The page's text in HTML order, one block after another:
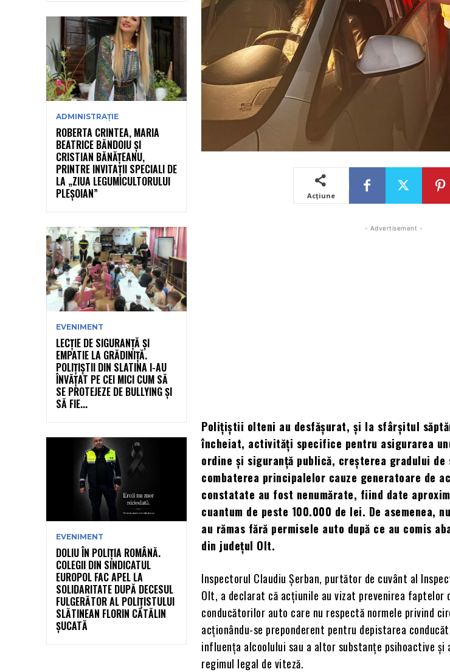
ADMINISTRAȚIE
ROBERTA CRINTEA, MARIA
BEATRICE BĂNDOIU ȘI
CRISTIAN BĂNĂȚEANU,
PRINTRE INVITAȚII SPECIALI DE
LA „ZIUA LEGUMICULTORULUI
PLEȘOIAN”
EVENIMENT
LECȚIE DE SIGURANȚĂ ȘI
EMPATIE LA GRĂDINIȚĂ.
POLIȚIȘTII DIN SLATINA I-AU
ÎNVĂȚAT PE CEI MICI CUM SĂ
SE PROTEJEZE DE BULLYING ȘI
SĂ FIE...
EVENIMENT
DOLIU ÎN POLIȚIA ROMÂNĂ.
COLEGII DIN SINDICATUL
EUROPOL FAC APEL LA
SOLIDARITATE DUPĂ DECESUL
FULGERĂTOR AL POLIȚISTULUI
SLĂTINEAN FLORIN CĂTĂLIN
ȘUCATĂ
Acțiune
- Advertisement -
Polițiștii olteni au desfășurat, și la sfârșitul
încheiat, activități specifice pentru asigurarea
ordine și siguranță publică, creșterea gradului
combaterea principalelor cauze generatoare de
constatate au fost nenumărate, fiind date
cuantum de peste 100.000 de lei. De asemenea,
au rămas fără permisele auto după ce au comis
din județul Olt.
Inspectorul Claudiu Șerban, purtător de cuvânt al
Olt, a declarat că acțiunile au vizat prevenirea faptelor
conducătorilor auto care nu respectă normele privind
acționându-se preponderent pentru depistarea
influența alcoolului sau a altor substanțe psihoactive și
regimul legal de viteză.